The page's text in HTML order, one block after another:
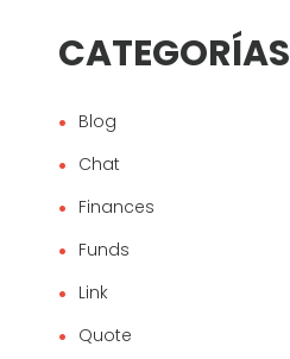
CATEGORÍAS
Blog
Chat
Finances
Funds
Link
Quote